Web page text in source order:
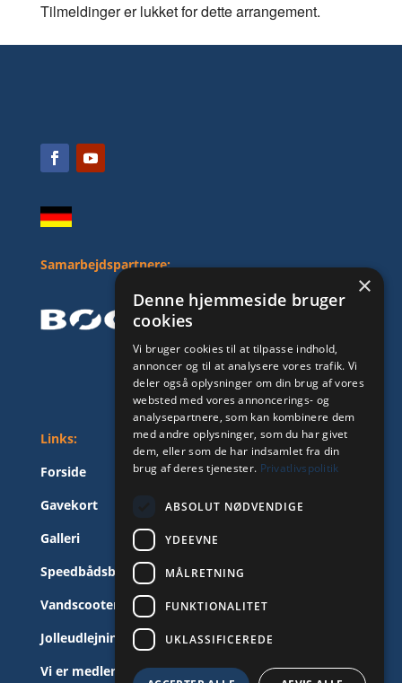
Tilmeldinger er lukket for dette arrangement.
Samarbejdspartnere:
Links:
Forside
Gavekort
Galleri
Speedbådsbevis
Vandscooterbevis
Jolleudlejning
Vi er medlem af Kolding Fritidssejlere
×
Denne hjemmeside bruger
cookies
Vi bruger cookies til at tilpasse indhold,
annoncer og til at analysere vores trafik. Vi
deler også oplysninger om din brug af vores
websted med vores annoncerings- og
analysepartnere, som kan kombinere dem
med andre oplysninger, som du har givet
dem, eller som de har indsamlet fra din
brug af deres tjenester. Privatlivspolitik
ABSOLUT NØDVENDIGE
YDEEVNE
MÅLRETNING
FUNKTIONALITET
UKLASSIFICEREDE